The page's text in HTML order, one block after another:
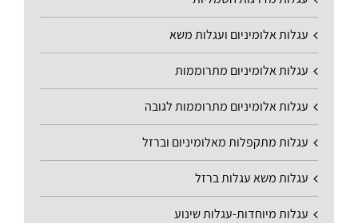
עגלות אלומיניום ועגלות משא
עגלות אלומיניום מתרוממות
עגלות אלומיניום מתרוממות לגובה
עגלות מתקפלות מאלומיניום וברזל
עגלות משא עגלות ברזל
עגלות מיוחדות-עגלות שינוע